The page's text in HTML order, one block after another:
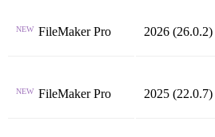
NEW FileMaker Pro 2026 (26.0.2)
NEW FileMaker Pro 2025 (22.0.7)